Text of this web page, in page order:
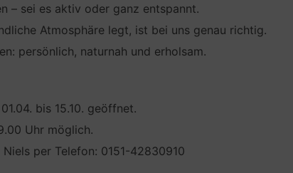
– sei es aktiv oder ganz entspannt.
Atmosphäre legt, ist bei uns genau richtig.
persönlich, naturnah und erholsam.
bis 15.10. geöffnet.
Uhr möglich.
per Telefon: 0151-42830910